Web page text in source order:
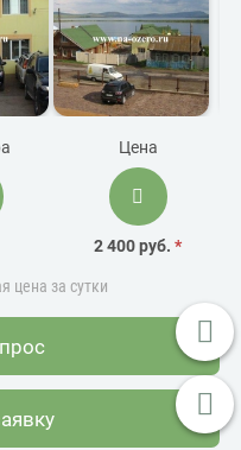
Цена
2 400 руб.*
цена за сутки